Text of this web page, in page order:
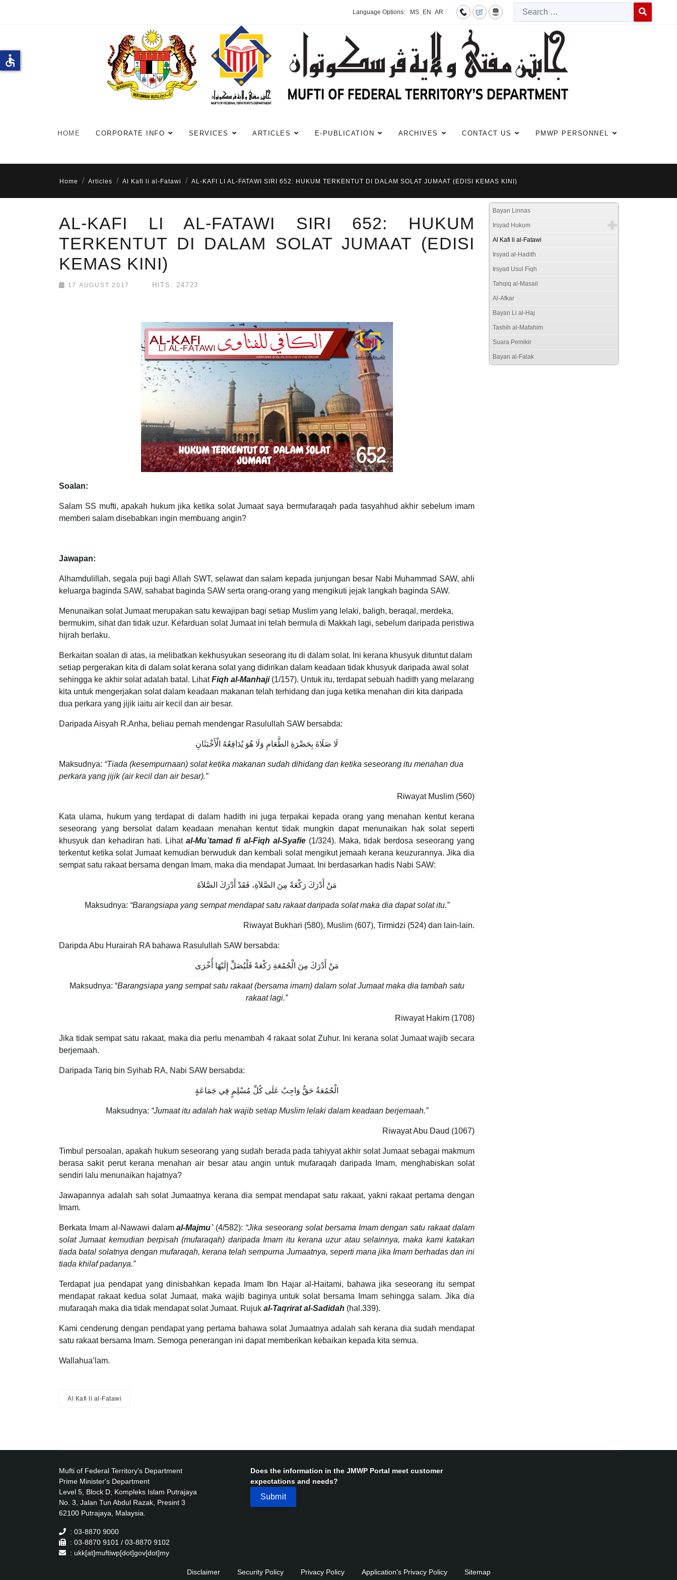
Language Options: MS EN AR
HOME CORPORATE INFO SERVICES ARTICLES E-PUBLICATION ARCHIVES CONTACT US PMWP PERSONNEL
Home Articles Al Kafi li al-Fatawi AL-KAFI LI AL-FATAWI SIRI 652: HUKUM TERKENTUT DI DALAM SOLAT JUMAAT (EDISI KEMAS KINI)
AL-KAFI LI AL-FATAWI SIRI 652: HUKUM
TERKENTUT DI DALAM SOLAT JUMAAT (EDISI
KEMAS KINI)
17 AUGUST 2017 HITS: 24723
Soalan:
Salam SS mufti, apakah hukum jika ketika solat Jumaat saya bermufaraqah pada tasyahhud akhir sebelum imam
memberi salam disebabkan ingin membuang angin?
Jawapan:
Alhamdulillah, segala puji bagi Allah SWT, selawat dan salam kepada junjungan besar Nabi Muhammad SAW, ahli
keluarga baginda SAW, sahabat baginda SAW serta orang-orang yang mengikuti jejak langkah baginda SAW.
Menunaikan solat Jumaat merupakan satu kewajipan bagi setiap Muslim yang lelaki, baligh, beraqal, merdeka,
bermukim, sihat dan tidak uzur. Kefarduan solat Jumaat ini telah bermula di Makkah lagi, sebelum daripada peristiwa
hijrah berlaku.
Berkaitan soalan di atas, ia melibatkan kekhusyukan seseorang itu di dalam solat. Ini kerana khusyuk dituntut dalam
setiap pergerakan kita di dalam solat kerana solat yang didirikan dalam keadaan tidak khusyuk daripada awal solat
sehingga ke akhir solat adalah batal. LihatFiqh al-Manhaji(1/157). Untuk itu, terdapat sebuah hadith yang melarang
kita untuk mengerjakan solat dalam keadaan makanan telah terhidang dan juga ketika menahan diri kita daripada
dua perkara yang jijik iaitu air kecil dan air besar.
Daripada Aisyah R.Anha, beliau pernah mendengar Rasulullah SAW bersabda:
لَا صَلَاةَ بِحَضْرَةِ الطَّعَامِ وَلَا هُوَ يُدَافِعُهُ الْأَخْبَثَانِ
Maksudnya: “Tiada (kesempurnaan) solat ketika makanan sudah dihidang dan ketika seseorang itu menahan dua
perkara yang jijik (air kecil dan air besar).”
Riwayat Muslim (560)
Kata ulama, hukum yang terdapat di dalam hadith ini juga terpakai kepada orang yang menahan kentut kerana
seseorang yang bersolat dalam keadaan menahan kentut tidak mungkin dapat menunaikan hak solat seperti
khusyuk dan kehadiran hati. Lihatal-Mu`tamad fi al-Fiqh al-Syafie(1/324). Maka, tidak berdosa seseorang yang
terkentut ketika solat Jumaat kemudian berwuduk dan kembali solat mengikut jemaah kerana keuzurannya. Jika dia
sempat satu rakaat bersama dengan Imam, maka dia mendapat Jumaat. Ini berdasarkan hadis Nabi SAW:
مَنْ أَدْرَكَ رَكْعَةً مِنَ الصَّلاَةِ، فَقَدْ أَدْرَكَ الصَّلاَةَ
Maksudnya: “Barangsiapa yang sempat mendapat satu rakaat daripada solat maka dia dapat solat itu.”
Riwayat Bukhari (580), Muslim (607), Tirmidzi (524) dan lain-lain.
Daripda Abu Hurairah RA bahawa Rasulullah SAW bersabda:
مَنْ أَدْرَكَ مِنَ الْجُمُعَةِ رَكْعَةً فَلْيُصَلِّ إِلَيْهَا أُخْرَى
Maksudnya: “Barangsiapa yang sempat satu rakaat (bersama imam) dalam solat Jumaat maka dia tambah satu
rakaat lagi.”
Riwayat Hakim (1708)
Jika tidak sempat satu rakaat, maka dia perlu menambah 4 rakaat solat Zuhur. Ini kerana solat Jumaat wajib secara
berjemaah.
Daripada Tariq bin Syihab RA, Nabi SAW bersabda:
الْجُمُعَةُ حَقٌّ وَاجِبٌ عَلَى كُلِّ مُسْلِمٍ فِي جَمَاعَةٍ
Maksudnya: “Jumaat itu adalah hak wajib setiap Muslim lelaki dalam keadaan berjemaah.”
Riwayat Abu Daud (1067)
Timbul persoalan, apakah hukum seseorang yang sudah berada pada tahiyyat akhir solat Jumaat sebagai makmum
berasa sakit perut kerana menahan air besar atau angin untuk mufaraqah daripada Imam, menghabiskan solat
sendiri lalu menunaikan hajatnya?
Jawapannya adalah sah solat Jumaatnya kerana dia sempat mendapat satu rakaat, yakni rakaat pertama dengan
Imam.
Berkata Imam al-Nawawi dalamal-Majmu`(4/582): “Jika seseorang solat bersama Imam dengan satu rakaat dalam
solat Jumaat kemudian berpisah (mufaraqah) daripada Imam itu kerana uzur atau selainnya, maka kami katakan
tiada batal solatnya dengan mufaraqah, kerana telah sempurna Jumaatnya, seperti mana jika Imam berhadas dan ini
tiada khilaf padanya.”
Terdapat jua pendapat yang dinisbahkan kepada Imam Ibn Hajar al-Haitami, bahawa jika seseorang itu sempat
mendapat rakaat kedua solat Jumaat, maka wajib baginya untuk solat bersama Imam sehingga salam. Jika dia
mufaraqah maka dia tidak mendapat solat Jumaat. Rujuk al-Taqrirat al-Sadidah (hal.339).
Kami cenderung dengan pendapat yang pertama bahawa solat Jumaatnya adalah sah kerana dia sudah mendapat
satu rakaat bersama Imam. Semoga penerangan ini dapat memberikan kebaikan kepada kita semua.
Wallahua’lam.
Al Kafi li al-Fatawi
Bayan Linnas
Irsyad Hukum
Al Kafi li al-Fatawi
Irsyad al-Hadith
Irsyad Usul Fiqh
Tahqiq al-Masail
Al-Afkar
Bayan Li al-Haj
Tashih al-Mafahim
Suara Pemikir
Bayan al-Falak
Mufti of Federal Territory's Department
Prime Minister's Department
Level 5, Block D, Kompleks Islam Putrajaya
No. 3, Jalan Tun Abdul Razak, Presint 3
62100 Putrajaya, Malaysia.
: 03-8870 9000
: 03-8870 9101 / 03-8870 9102
: ukk[at]muftiwp[dot]gov[dot]my
Does the information in the JMWP Portal meet customer
expectations and needs?
Disclaimer Security Policy Privacy Policy Application's Privacy Policy Sitemap
accessible